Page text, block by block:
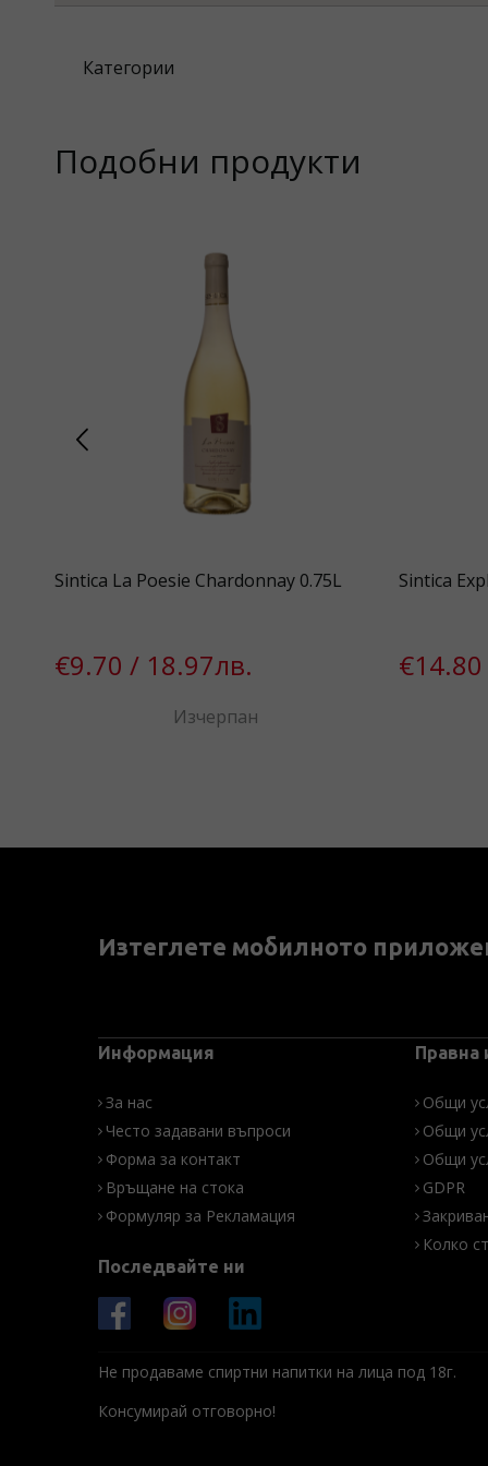
Категории
Подобни продукти
Sintica La Poesie Chardonnay 0.75L
€9.70 / 18.97лв.
Изчерпан
Sintica
Изтеглете мобилното
Информация
За нас
Често задавани въпроси
Форма за контакт
Връщане на стока
Формуляр за Рекламация
Последвайте ни
Правна
Общи
Общи
Общи
GDPR
Колко
Не продаваме спиртни напитки на лица под 18г.
Консумирай отговорно!